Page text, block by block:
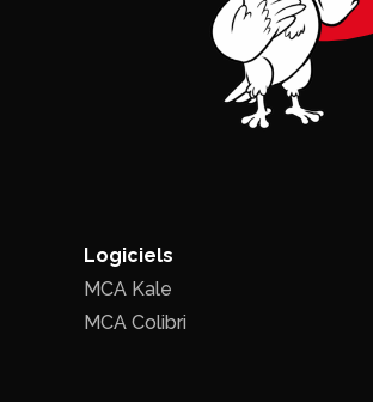
Logiciels
MCA Kale
MCA Colibri